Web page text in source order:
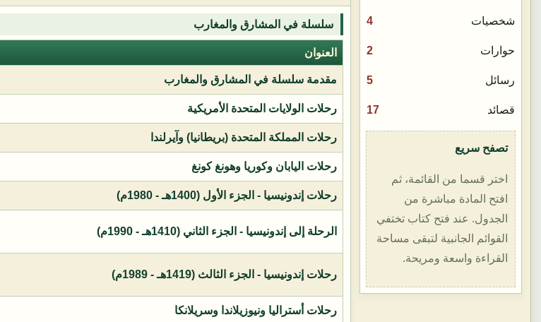
شخصيات 4
حوارات 2
رسائل 5
قصائد 17
تصفح سريع
اختر قسما من القائمة، ثم
افتح المادة مباشرة من
الجدول. عند فتح كتاب تختفي
القوائم الجانبية لتبقى مساحة
القراءة واسعة ومريحة.
سلسلة في المشارق والمغارب
العنوان
مقدمة سلسلة في المشارق والمغارب
رحلات الولايات المتحدة الأمريكية
رحلات المملكة المتحدة (بريطانيا) وآيرلندا
رحلات اليابان وكوريا وهونغ كونغ
رحلات إندونيسيا - الجزء الأول (1400هـ - 1980م)
الرحلة إلى إندونيسيا - الجزء الثاني (1410هـ - 1990م)
رحلات إندونيسيا - الجزء الثالث (1419هـ - 1989م)
رحلات أستراليا ونيوزيلاندا وسريلانكا